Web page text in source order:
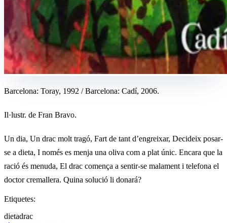
Barcelona: Toray, 1992 / Barcelona: Cadí, 2006.
Il·lustr. de Fran Bravo.
Un dia, Un drac molt tragó, Fart de tant d’engreixar, Decideix posar-
se a dieta, I només es menja una oliva com a plat únic. Encara que la
ració és menuda, El drac comença a sentir-se malament i telefona el
doctor cremallera. Quina solució li donará?
Etiquetes:
dietadrac